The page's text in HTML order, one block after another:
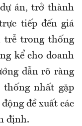
án, trở thành
tiếp đến giá
trễ trong thống
kể cho doanh
dẫn rõ ràng
thống nhất gặp
đề xuất các
định.